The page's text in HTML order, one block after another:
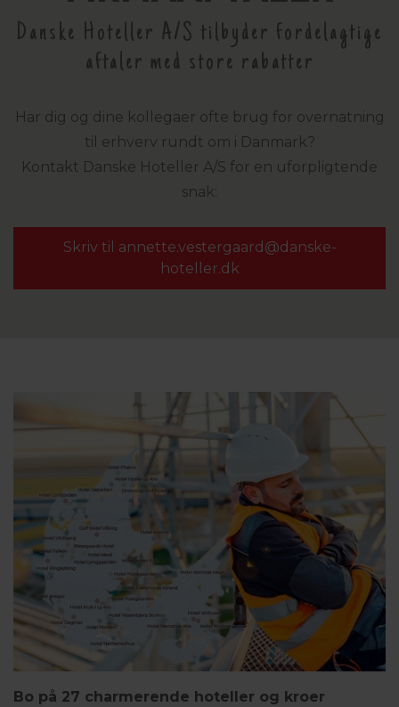
Danske Hoteller A/S tilbyder fordelagtige
aftaler med store rabatter
Har dig og dine kollegaer ofte brug for overnatning
til erhverv rundt om i Danmark?
Kontakt Danske Hoteller A/S for en uforpligtende
snak:
Skriv til annette.vestergaard@danske-
hoteller.dk
Bo på 27 charmerende hoteller og kroer